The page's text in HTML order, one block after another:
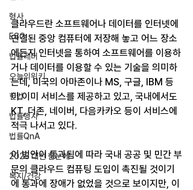
형사
ESG
법률레터
오늘의위키
헌법
법률행사
법률QnA
2025 대선 한눈에
복지/건강
클라우드란 소프트웨어나 데이터를 인터넷에
연결된 중앙 컴퓨터에 저장해 놓고 어느 장소
에든지 인터넷을 통하여 소프트웨어를 이용하
거나 데이터를 이용할 수 있는 기술을 의미하
는데, 미국의 아마존이나 MS, 구글, IBM 등
이 이미 서비스를 제공하고 있고, 국내에서도
KT, 더존, 네이버, 다음카카오 등이 서비스에
적극 나서고 있다.
이 법안이 통과됨에 따라 국내 공공 및 민간 부
문의 클라우드 컴퓨팅 도입이 촉진될 것이기
에 통과에 장애가 없었을 것으로 보이지만, 이